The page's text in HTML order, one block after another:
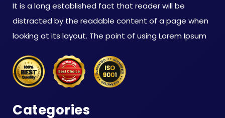
It is a long established fact that reader will be
distracted by the readable content of a page when
looking at its layout. The point of using Lorem Ipsum
Categories